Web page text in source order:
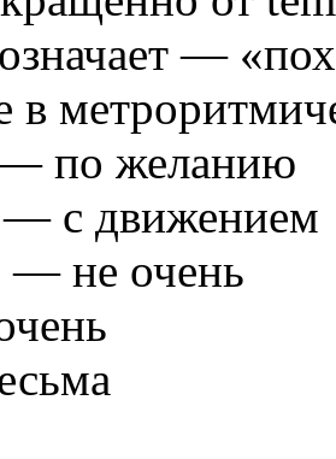
—
в
по желанию
— с движением
— не очень